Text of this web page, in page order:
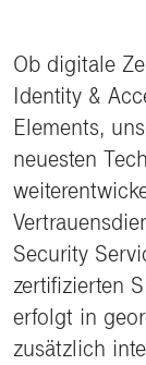
Ob digitale
Identity &
Elements,
neuesten
Security
zertifizierten
erfolgt in
zusätzlich